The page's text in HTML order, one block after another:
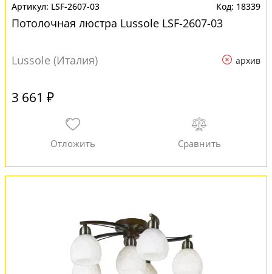
LSF-2607-03 18339
Потолочная люстра Lussole LSF-2607-03
Lussole (Италия) архив
3 661 ₽